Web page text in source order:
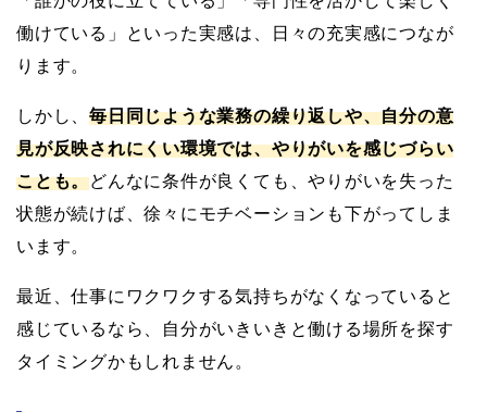
働けている」といった実感は、日々の充実感につなが
ります。
しかし、毎日同じような業務の繰り返しや、自分の意
見が反映されにくい環境では、やりがいを感じづらい
ことも。どんなに条件が良くても、やりがいを失った
状態が続けば、徐々にモチベーションも下がってしま
います。
最近、仕事にワクワクする気持ちがなくなっていると
感じているなら、自分がいきいきと働ける場所を探す
タイミングかもしれません。